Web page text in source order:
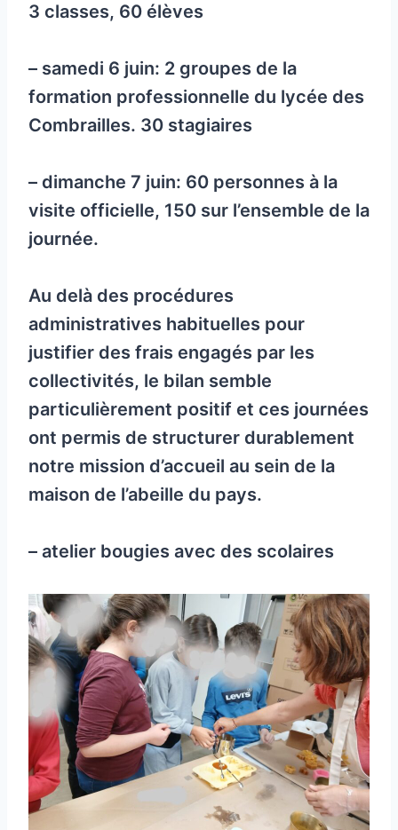
3 classes, 60 élèves
– samedi 6 juin: 2 groupes de la
formation professionnelle du lycée des
Combrailles. 30 stagiaires
– dimanche 7 juin: 60 personnes à la
visite officielle, 150 sur l’ensemble de la
journée.
Au delà des procédures
administratives habituelles pour
justifier des frais engagés par les
collectivités, le bilan semble
particulièrement positif et ces journées
ont permis de structurer durablement
notre mission d’accueil au sein de la
maison de l’abeille du pays.
– atelier bougies avec des scolaires